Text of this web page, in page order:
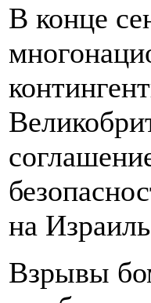
В конце
на
Взрывы